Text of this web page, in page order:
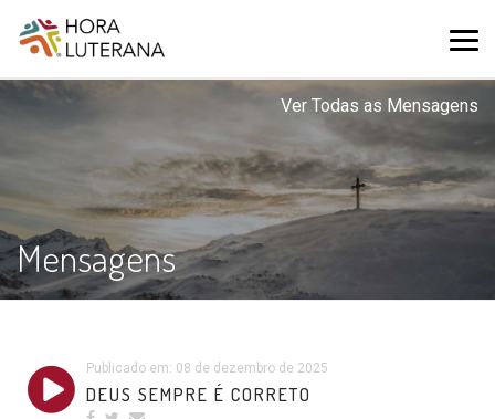
Mensagens
Ver Todas as Mensagens
Publicado em: 08 de dezembro de 2025
DEUS SEMPRE É CORRETO